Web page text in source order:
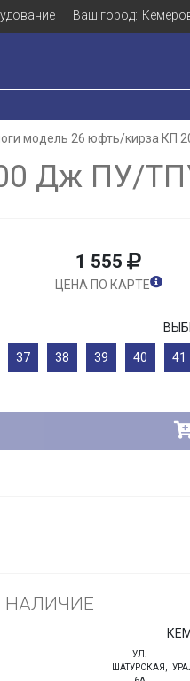
Ваш город:
модель 26 юфть/кирза КП
Дж ПУ/ТПУ
1 555
ЦЕНА ПО КАРТЕ
37 38 39 40 41
НАЛИЧИЕ
УЛ.
ШАТУРСКАЯ,